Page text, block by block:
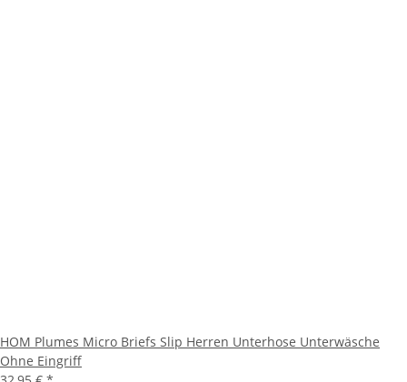
HOM Plumes Micro Briefs Slip Herren Unterhose Unterwäsche
Ohne Eingriff